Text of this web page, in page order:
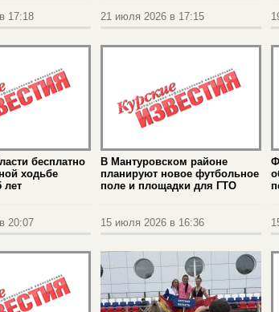
17:18 21 июля 2026 в 17:15
бесплатно
ходьбе
лет
20:07
В Мантуровском районе
планируют новое футбольное
поле и площадки для ГТО
15 июля 2026 в 16:36